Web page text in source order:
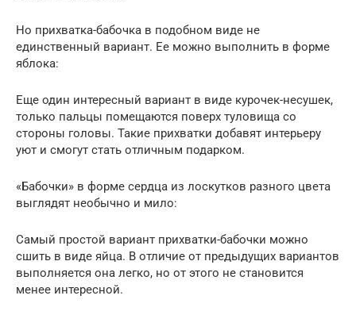
Но прихватка-бабочка в подобном виде не
единственный вариант. Ее можно выполнить в форме
яблока:
Еще один интересный вариант в виде курочек-несушек,
только пальцы помещаются поверх туловища со
стороны головы. Такие прихватки добавят интерьеру
уют и смогут стать отличным подарком.
«Бабочки» в форме сердца из лоскутков разного цвета
выглядят необычно и мило:
Самый простой вариант прихватки-бабочки можно
сшить в виде яйца. В отличие от предыдущих вариантов
выполняется она легко, но от этого не становится
менее интересной.